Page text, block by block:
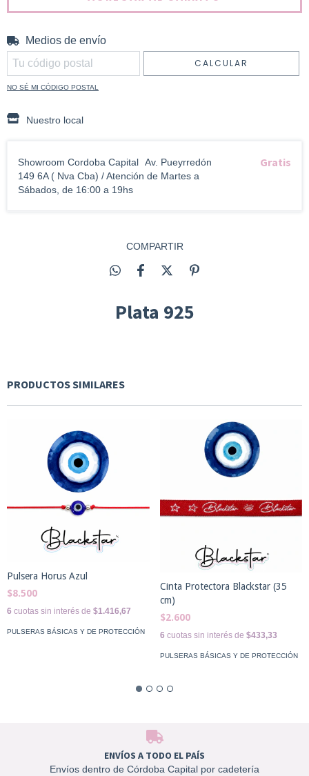
Entregas para el CP:
Medios de envío
CALCULAR
NO SÉ MI CÓDIGO POSTAL
Nuestro local
Showroom Cordoba Capital Av. Pueyrredón
149 6A ( Nva Cba) / Atención de Martes a
Sábados, de 16:00 a 19hs
Gratis
COMPARTIR
Plata 925
PRODUCTOS SIMILARES
Pulsera Horus Azul
$8.500
6 cuotas sin interés de $1.416,67
PULSERAS BÁSICAS Y DE PROTECCIÓN
Cinta Protectora Blackstar (35
cm)
$2.600
6 cuotas sin interés de $433,33
PULSERAS BÁSICAS Y DE PROTECCIÓN
ENVÍOS A TODO EL PAÍS
Envíos dentro de Córdoba Capital por cadetería